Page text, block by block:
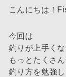
こんにちは！
今回は
釣りが上手くな
もっとたくさ
釣り方を勉強し